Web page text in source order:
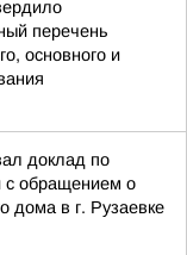
перечень
основного и
доклад по
с обращением о
дома в г. Рузаевке